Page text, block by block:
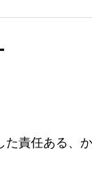
責任ある、